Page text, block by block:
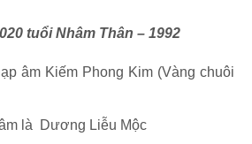
tuổi Nhâm Thân – 1992
âm Kiếm Phong Kim (Vàng chuôi
là Dương Liễu Mộc